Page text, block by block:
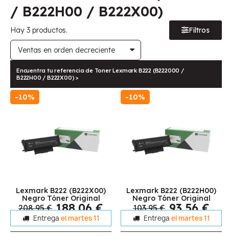
/ B222H00 / B222X00)
Hay 3 productos. Filtros
Encuentra tu referencia de Toner Lexmark B222 (B222000 /
B222H00 / B222X00) >
-10%
Lexmark B222 (B222X00)
Negro Tóner Original
208,95 € 188,06 €
Entrega el martes 11
-10%
Lexmark B222 (B222H00)
Negro Tóner Original
103,95 € 93,56 €
Entrega el martes 11